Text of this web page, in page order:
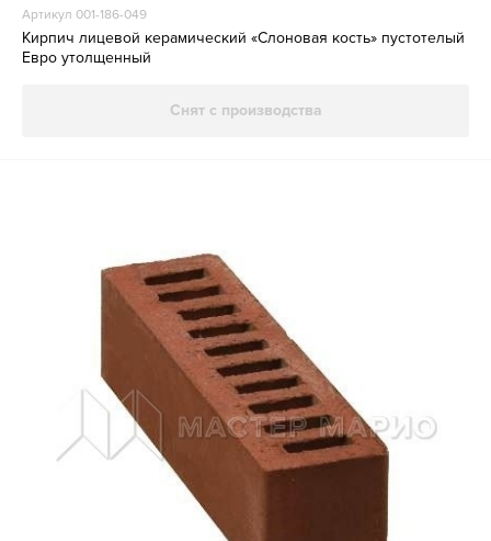
Артикул 001-186-049
Кирпич лицевой керамический «Слоновая кость» пустотелый
Евро утолщенный
Снят с производства